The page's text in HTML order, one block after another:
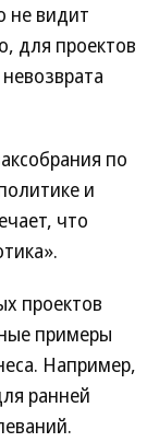
не видит
для проектов
по
и
что
проектов
примеры
Например,
ранней